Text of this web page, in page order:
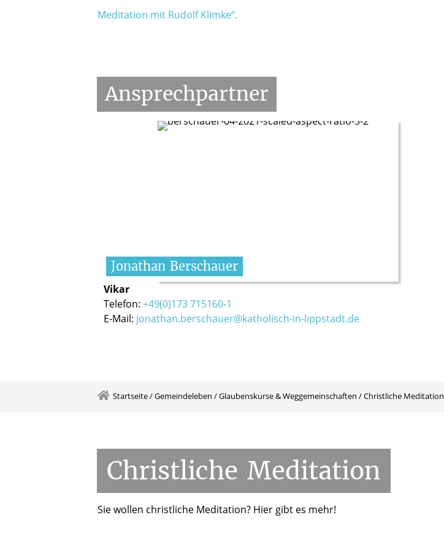
Meditation mit Rudolf Klimke“.
Ansprechpartner
Jonathan Berschauer
Vikar
Telefon: +49(0)173 715160-1
E-Mail: jonathan.berschauer@katholisch-in-lippstadt.de
Startseite/Gemeindeleben /Glaubenskurse & Weggemeinschaften /Christliche Meditation
Christliche Meditation
Sie wollen christliche Meditation? Hier gibt es mehr!